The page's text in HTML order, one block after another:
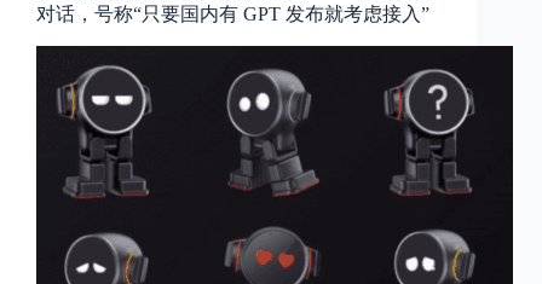
对话，号称“只要国内有 GPT 发布就考虑接入”